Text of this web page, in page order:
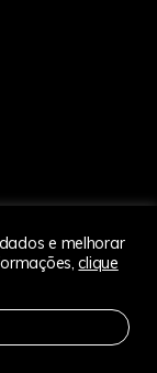
Reserved. 2831
USA Singularity
associated logos
marks of Singularity
e melhorar
clique